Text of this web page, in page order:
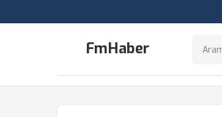
FmHaber